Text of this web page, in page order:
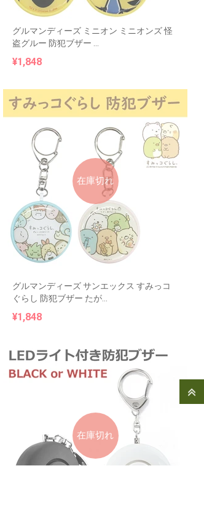
グルマンディーズ ミニオン ミニオンズ 怪
盗グルー 防犯ブザー ...
¥1,848
在庫切れ
グルマンディーズ サンエックス すみっコ
ぐらし 防犯ブザー たが...
¥1,848
在庫切れ